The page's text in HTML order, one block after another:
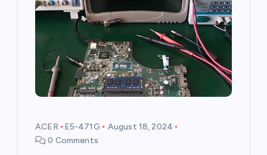
ACER E5-471G
August 18, 2024
0 Comments